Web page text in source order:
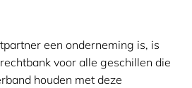
een onderneming is, is
voor alle geschillen die
houden met deze